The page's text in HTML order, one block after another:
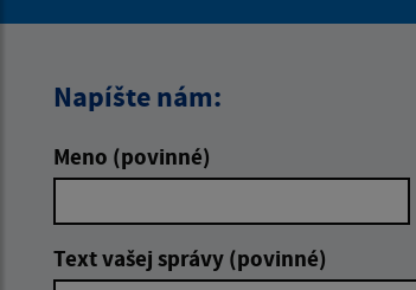
Napíšte nám:
Meno (povinné)
Text vašej správy (povinné)